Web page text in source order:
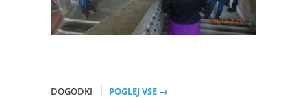
DOGODKI POGLEJ VSE →